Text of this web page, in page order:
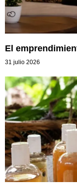
El
31 julio 2026